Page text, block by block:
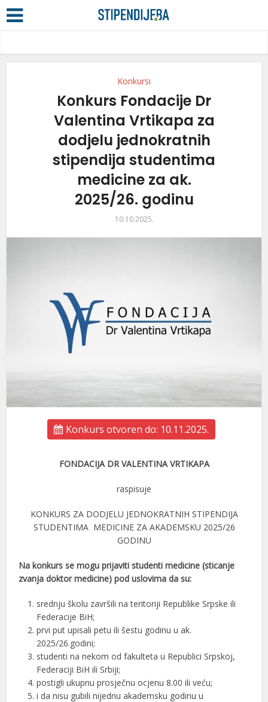
Konkursi
Konkurs Fondacije Dr
Valentina Vrtikapa za
dodjelu jednokratnih
stipendija studentima
medicine za ak.
2025/26. godinu
10.10.2025.
Konkurs otvoren do: 10.11.2025.
FONDACIJA DR VALENTINA VRTIKAPA
raspisuje
KONKURS ZA DODJELU JEDNOKRATNIH STIPENDIJA
STUDENTIMA MEDICINE ZA AKADEMSKU 2025/26
GODINU
Na konkurs se mogu prijaviti studenti medicine (sticanje
zvanja doktor medicine) pod uslovima da su:
srednju školu završili na teritoriji Republike Srpske ili
Federacije BiH;
prvi put upisali petu ili šestu godinu u ak.
2025/26.godini;
studenti na nekom od fakulteta u Republici Srpskoj,
Federaciji BiH ili Srbiji;
postigli ukupnu prosječnu ocjenu 8.00 ili veću;
i da nisu gubili nijednu akademsku godinu u